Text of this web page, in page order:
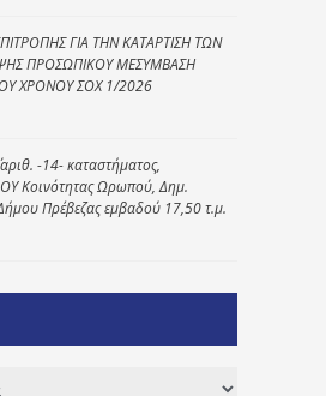
ΓΙΑ ΤΗΝ ΚΑΤΑΡΤΙΣΗ ΤΩΝ
ΠΡΟΣΩΠΙΚΟΥ ΜΕΣΥΜΒΑΣΗ
ΧΡΟΝΟΥ ΣΟΧ 1/2026
-14- καταστήματος,
Κοινότητας Ωρωπού, Δημ.
Πρέβεζας εμβαδού 17,50 τ.μ.